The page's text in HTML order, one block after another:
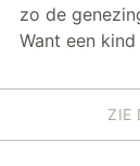
zo de
Want een
ZIE